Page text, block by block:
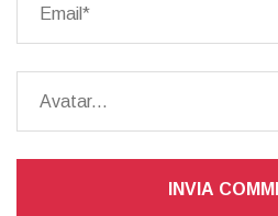
INVIA